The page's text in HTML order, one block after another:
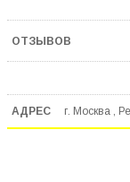
г. Москва ,